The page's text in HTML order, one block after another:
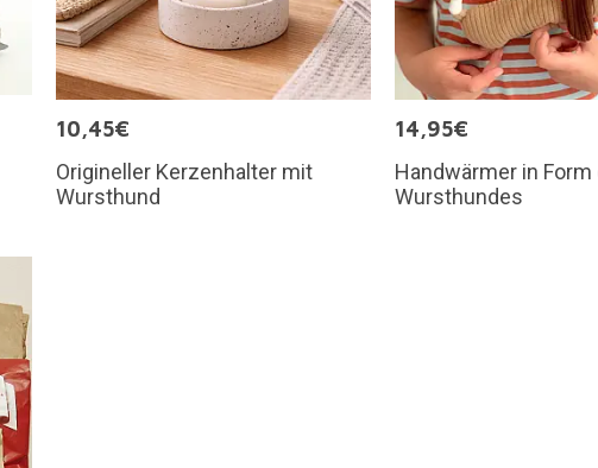
10,45€
Origineller Kerzenhalter mit
Wursthund
14,95€
Handwärmer in Form
Wursthundes